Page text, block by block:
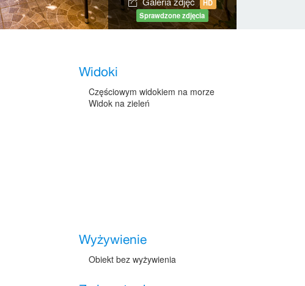
HD
Sprawdzone zdjęcia
Widoki
Częściowym widokiem na morze
Widok na zieleń
Wyżywienie
Obiekt bez wyżywienia